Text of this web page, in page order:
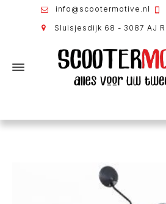
info@scootermotive.nl
Sluisjesdijk 68 - 3087 AJ